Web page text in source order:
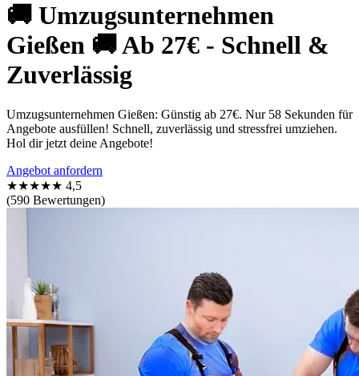
🚚 Umzugsunternehmen
Gießen 🚚 Ab 27€ - Schnell &
Zuverlässig‎
Umzugsunternehmen Gießen: Günstig ab 27€. Nur 58 Sekunden für
Angebote ausfüllen! Schnell, zuverlässig und stressfrei umziehen.
Hol dir jetzt deine Angebote!
Angebot anfordern
★★★★★ 4,5
(590 Bewertungen)